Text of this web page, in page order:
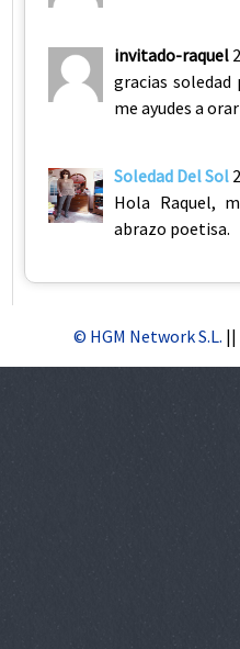
invitado-raquel
gracias
me ayudes a
Soledad Del Sol
Hola Raquel,
abrazo poetisa.
© HGM Network S.L. ||